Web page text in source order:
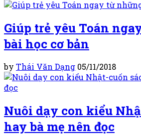
Giúp trẻ yêu Toán
bài học cơ bản
by Thái Văn Dạng 05/11/2018
Nuôi dạy con kiểu
hay bà mẹ nên đọc